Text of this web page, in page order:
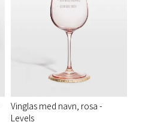
Vinglas med navn, rosa -
Levels